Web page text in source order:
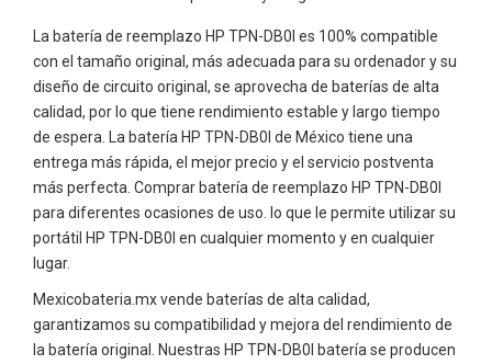
La batería de reemplazo HP TPN-DB0I es 100% compatible
con el tamaño original, más adecuada para su ordenador y su
diseño de circuito original, se aprovecha de baterías de alta
calidad, por lo que tiene rendimiento estable y largo tiempo
de espera. La batería HP TPN-DB0I de México tiene una
entrega más rápida, el mejor precio y el servicio postventa
más perfecta. Comprar batería de reemplazo HP TPN-DB0I
para diferentes ocasiones de uso. lo que le permite utilizar su
portátil HP TPN-DB0I en cualquier momento y en cualquier
lugar.
Mexicobateria.mx vende baterías de alta calidad,
garantizamos su compatibilidad y mejora del rendimiento de
la batería original. Nuestras HP TPN-DB0I batería se producen